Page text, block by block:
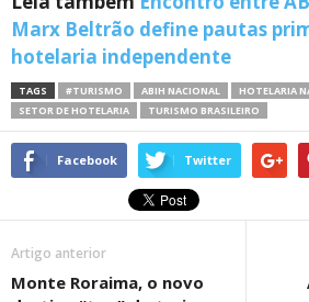
Marx Beltrão define pautas
hotelaria independente
TAGS #TURISMO ABIH NACIONAL
HOTELARIA
SETOR DE HOTELARIA
TURISMO BRASILEIRO
Facebook Twitter
Artigo anterior
Monte Roraima, o novo